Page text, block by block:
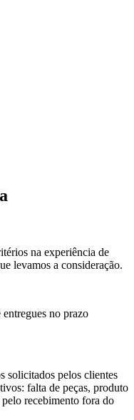
na experiência de
levamos a consideração.
no prazo
solicitados pelos clientes
falta de peças, produto
recebimento fora do